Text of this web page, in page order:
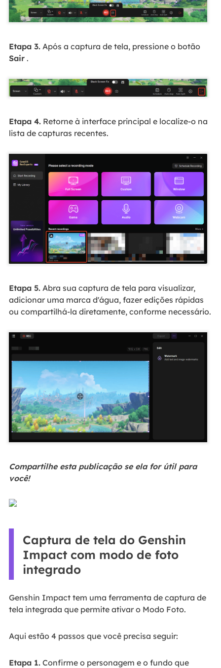
Etapa 3.Após a captura de tela, pressione o botão
Sair.
Etapa 4.Retorne à interface principal e localize-o na
lista de capturas recentes.
Etapa 5.Abra sua captura de tela para visualizar,
adicionar uma marca d'água, fazer edições rápidas
ou compartilhá-la diretamente, conforme necessário.
Compartilhe esta publicação se ela for útil para
você!
Captura de tela do Genshin
Impact com modo de foto
integrado
Genshin Impact tem uma ferramenta de captura de
tela integrada que permite ativar o Modo Foto.
Aqui estão 4 passos que você precisa seguir:
Etapa 1.Confirme o personagem e o fundo que